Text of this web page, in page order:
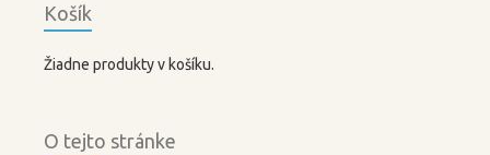
Košík
Žiadne produkty v košíku.
O tejto stránke